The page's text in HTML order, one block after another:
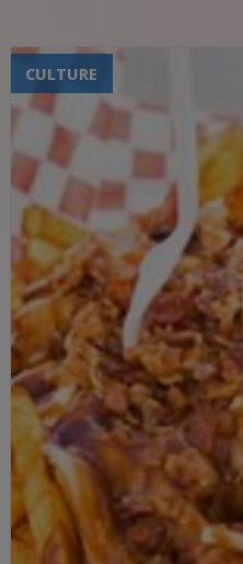
famille ou vos amis,
friandises sont le parfait
accompagnement
au coin du feu, sur
Noël. Nous avons
plus facile à la plus
découragez pas : plus
plus le résultat est
CULTURE